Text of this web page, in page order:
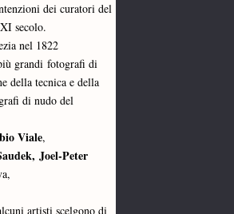
dei curatori del
secolo.
nel 1822
grandi fotografi di
della tecnica e della
di nudo del
Viale,
Joel-Peter
artisti scelgono di